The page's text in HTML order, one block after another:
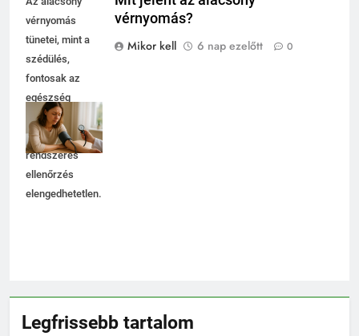
Legfrissebb tartalom
vérnyomás
tünetei, mint a
szédülés,
fontosak az
egészség
megőrzésében,
ezért a
rendszeres
ellenőrzés
elengedhetetlen.
vérnyomás?
Mikor kell
6 nap ezelőtt 0